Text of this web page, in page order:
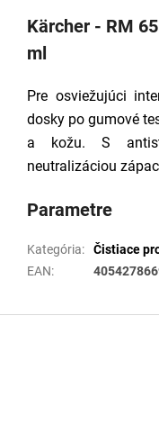
Kärcher - RM
ml
Pre osviežujúci
dosky po gumové
a kožu. S
neutralizáciou
Parametre
Kategória:
Čistiace
EAN: